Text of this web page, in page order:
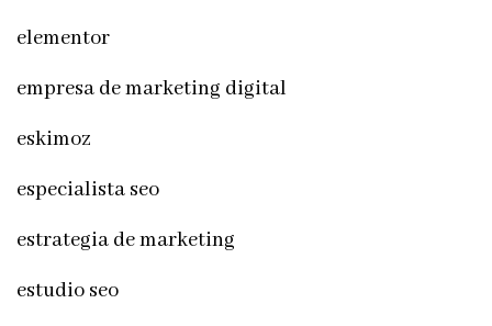
elementor
empresa de marketing digital
eskimoz
especialista seo
estrategia de marketing
estudio seo